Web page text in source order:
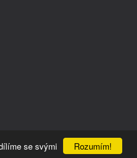
Rozumím!
se svými